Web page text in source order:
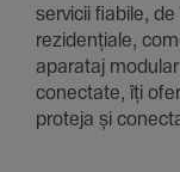
servicii fiabile,
rezi­den­țiale,
aparataj
conec­tate, îți
proteja și